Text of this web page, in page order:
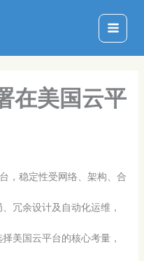
在美国云平
，稳定性受网络、架构、合
冗余设计及自动化运维，
美国云平台的核心考量，